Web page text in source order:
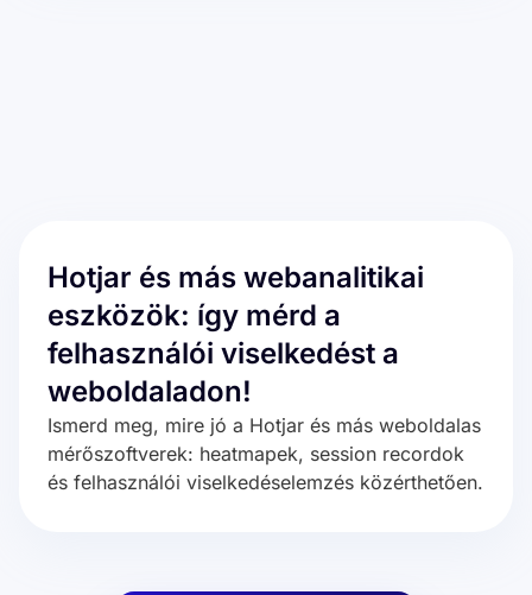
Hotjar és más webanalitikai
eszközök: így mérd a
felhasználói viselkedést a
weboldaladon!
Ismerd meg, mire jó a Hotjar és más weboldalas
mérőszoftverek: heatmapek, session recordok
és felhasználói viselkedéselemzés közérthetően.